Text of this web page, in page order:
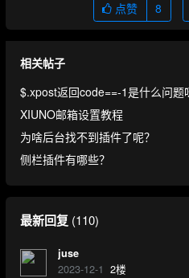
点赞 8
相关帖子
$.xpost返回code==-1是什么问题
XIUNO邮箱设置教程
为啥后台找不到插件了呢？
侧栏插件有哪些？
最新回复(110)
juse
2023-12-1 2楼